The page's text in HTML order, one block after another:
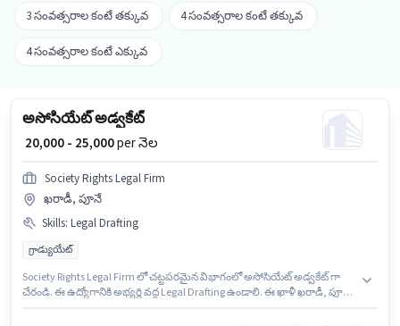
3 సంవత్సరాల కంటే తక్కువ 4 సంవత్సరాల కంటే తక్కువ
4 సంవత్సరాల కంటే ఎక్కువ
అసోసియేట్ అడ్వకేట్
₹ 20,000 - 25,000per నెల
Society Rights Legal Firm
ఖరాడీ, పూనే
Skills: Legal Drafting
గ్రాడ్యుయేట్
Society Rights Legal Firm లో చట్టపరమైన విభాగంలో అసోసియేట్ అడ్వకేట్ గా
చేరండి. ఈ ఉద్యోగానికి అభ్యర్థి వద్ద Legal Drafting ఉండాలి. ఈ ఖాళీ ఖరాడీ, పూనే